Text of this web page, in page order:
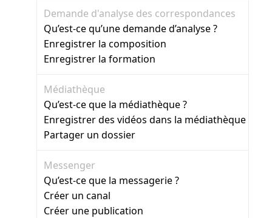
Demande d'analyse des correspondances
Qu’est-ce qu’une demande d’analyse ?
Enregistrer la composition
Enregistrer la formation
Médiathèque
Qu’est-ce que la médiathèque ?
Enregistrer des vidéos dans la médiathèque
Partager un dossier
Messenger
Qu’est-ce que la messagerie ?
Créer un canal
Créer une publication